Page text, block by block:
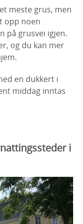
meste grus, men
opp noen
på grusvei igjen.
og du kan mer
en dukkert i
middag inntas
i